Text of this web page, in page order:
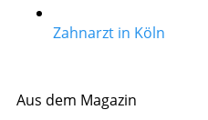
Zahnarzt in Köln
Aus dem Magazin